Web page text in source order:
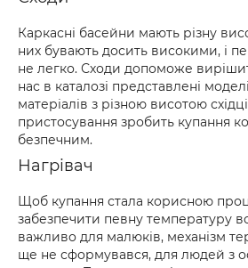
Каркасні басейни мають різну
них бувають досить високими, і
не легко. Сходи допоможе
нас в каталозі представлені
матеріалів з різною висотою
пристосування зробить купання
безпечним.
Нагрівач
Щоб купання стала корисною
забезпечити певну температуру
важливо для малюків, механізм
ще не сформувався, для людей з